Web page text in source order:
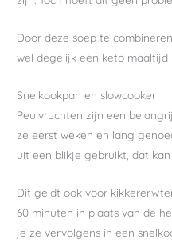
Door deze soep te
wel degelijk een keto maaltijd
Snelkookpan en slowcooker
Peulvruchten zijn een
ze eerst weken en lang
uit een blikje gebruikt, dat
Dit geldt ook voor
60 minuten in plaats van de
je ze vervolgens in een